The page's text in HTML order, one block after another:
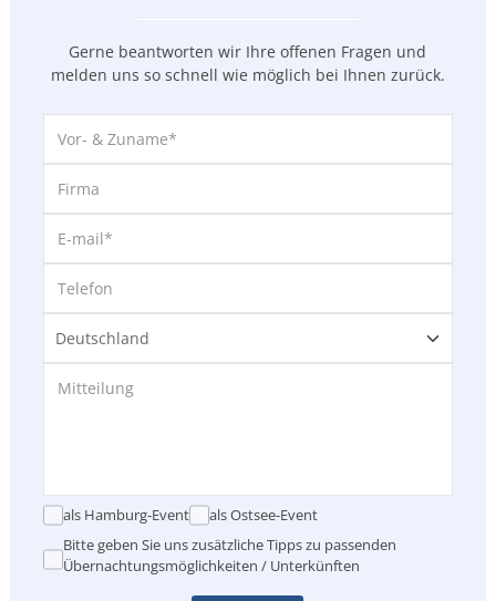
Gerne beantworten wir Ihre offenen Fragen und
melden uns so schnell wie möglich bei Ihnen zurück.
als Hamburg-Event
als Ostsee-Event
Bitte geben Sie uns zusätzliche Tipps zu passenden
Übernachtungsmöglichkeiten / Unterkünften